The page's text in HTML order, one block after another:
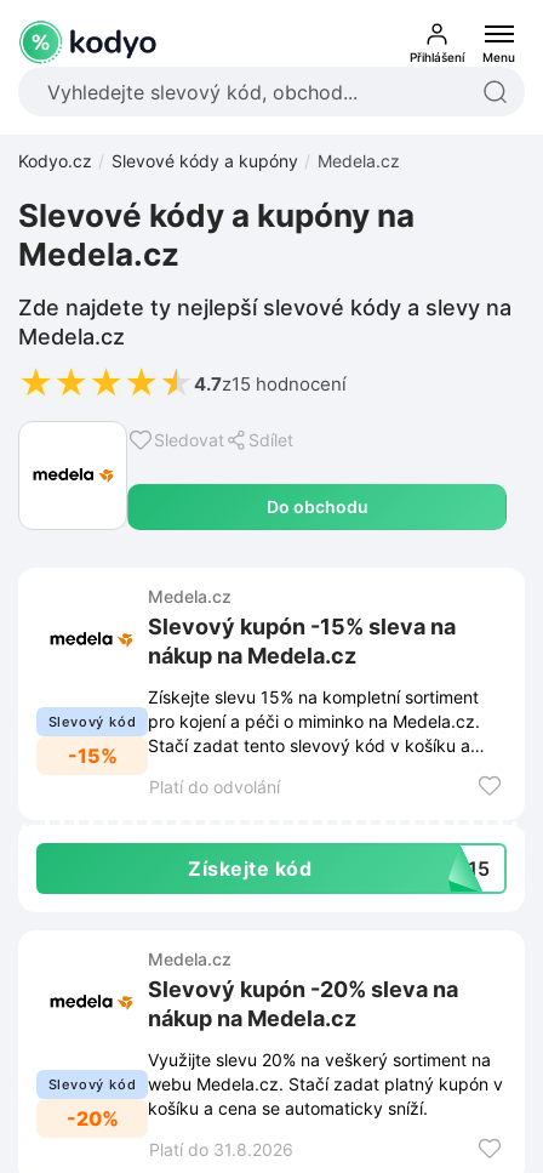
Přihlášení Menu
Kodyo.cz Slevové kódy a kupóny Medela.cz
Sledovat Sdílet
Do obchodu
Slevové kódy a kupóny na
Medela.cz
Zde najdete ty nejlepší slevové kódy a slevy na
Medela.cz
★★★★★ 4.7z15 hodnocení
Slevový kód
-15%
Medela.cz
Slevový kupón -15% sleva na
nákup na Medela.cz
Získejte slevu 15% na kompletní sortiment
pro kojení a péči o miminko na Medela.cz.
Stačí zadat tento slevový kód v košíku a
Platí do odvolání
Získejte kód DY15
Slevový kód
-20%
Medela.cz
Slevový kupón -20% sleva na
nákup na Medela.cz
Využijte slevu 20% na veškerý sortiment na
webu Medela.cz. Stačí zadat platný kupón v
košíku a cena se automaticky sníží.
Platí do 31.8.2026